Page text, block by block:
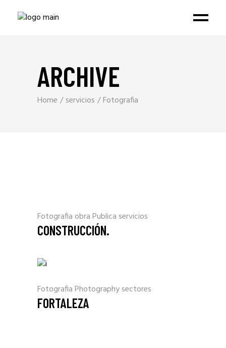
ARCHIVE
Home servicios Fotografia
Fotografia obra Publica servicios
CONSTRUCCIÓN.
FotografiaPhotographysectores
FORTALEZA